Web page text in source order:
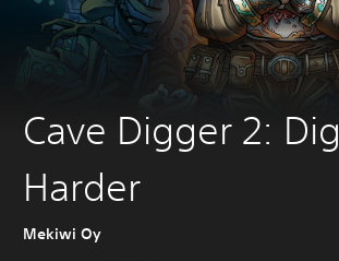
Cave Digger 2: Dig
Harder
Mekiwi Oy